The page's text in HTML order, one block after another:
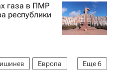
газа в ПМР
республики
Еще6
Европа